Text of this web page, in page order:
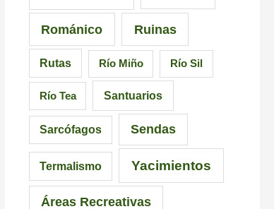
Románico Ruinas
Rutas Río Miño Río Sil
Río Tea Santuarios
Sarcófagos Sendas
Termalismo Yacimientos
Áreas Recreativas